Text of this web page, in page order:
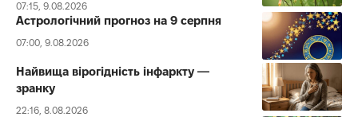
07:15, 9.08.2026
Астрологічний прогноз на 9 серпня
07:00, 9.08.2026
Найвища вірогідність інфаркту —
зранку
22:16, 8.08.2026